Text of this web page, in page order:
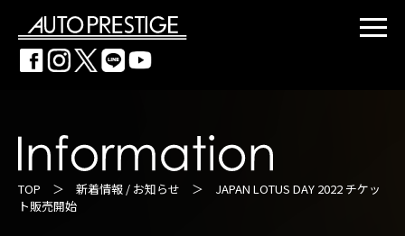
TOP ＞ 新着情報 / お知らせ ＞ JAPAN LOTUS DAY 2022 チケッ
ト販売開始